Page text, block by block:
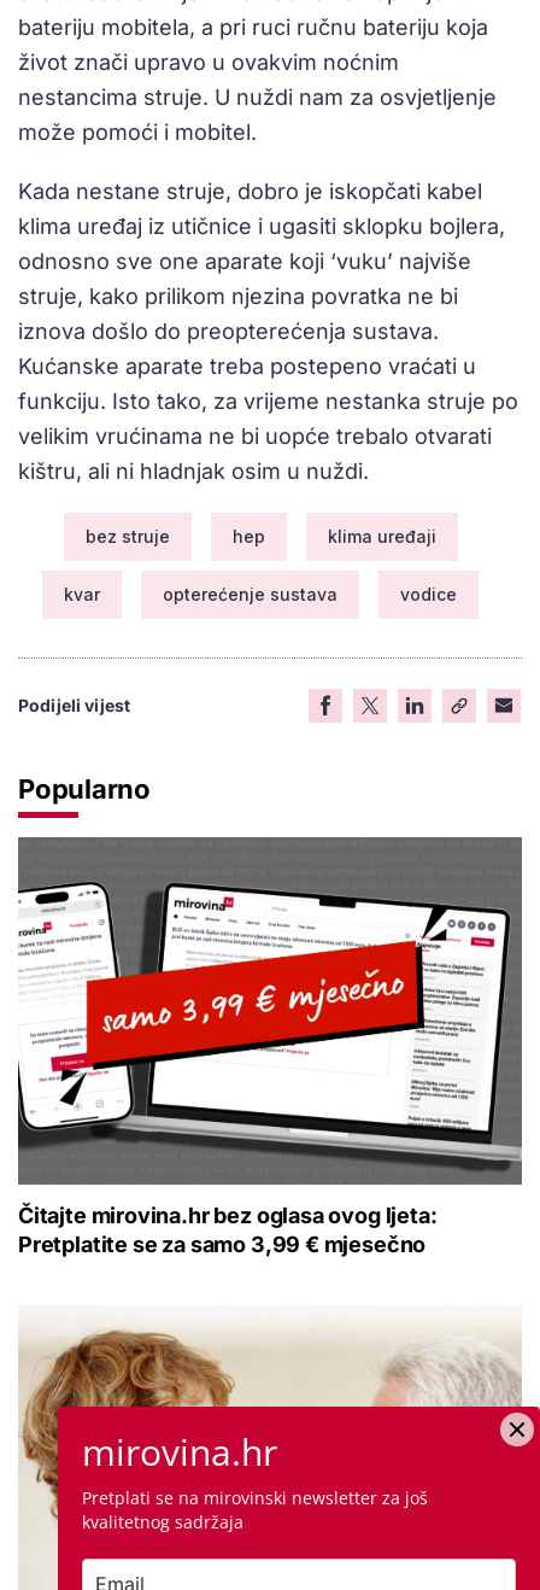
bateriju mobitela, a pri ruci ručnu bateriju koja
život znači upravo u ovakvim noćnim
nestancima struje. U nuždi nam za osvjetljenje
može pomoći i mobitel.
Kada nestane struje, dobro je iskopčati kabel
klima uređaj iz utičnice i ugasiti sklopku bojlera,
odnosno sve one aparate koji ‘vuku’ najviše
struje, kako prilikom njezina povratka ne bi
iznova došlo do preopterećenja sustava.
Kućanske aparate treba postepeno vraćati u
funkciju. Isto tako, za vrijeme nestanka struje po
velikim vrućinama ne bi uopće trebalo otvarati
kištru, ali ni hladnjak osim u nuždi.
bez struje hep klima uređaji
kvar opterećenje sustava vodice
Podijeli vijest
Popularno
Čitajte mirovina.hr bez oglasa ovog ljeta:
Pretplatite se za samo 3,99 € mjesečno
mirovina.hr
Pretplati se na mirovinski newsletter za još
kvalitetnog sadržaja